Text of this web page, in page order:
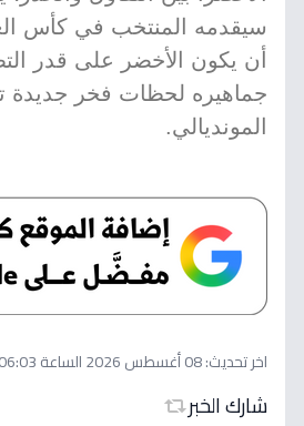
سيقدمه المنتخب في كأس
أن يكون الأخضر على قدر
جماهيره لحظات فخر
المونديالي.
اخر تحديث:08 أغسطس 2026 الساعة 06:03 صباحاً
شارك الخبر